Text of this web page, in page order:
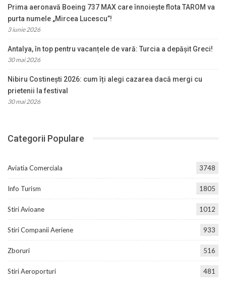
Prima aeronavă Boeing 737 MAX care înnoiește flota TAROM va
purta numele „Mircea Lucescu”!
3 iunie 2026
Antalya, în top pentru vacanțele de vară: Turcia a depășit Greci!
30 mai 2026
Nibiru Costinești 2026: cum îți alegi cazarea dacă mergi cu
prietenii la festival
30 mai 2026
Categorii Populare
Aviatia Comerciala 3748
Info Turism 1805
Stiri Avioane 1012
Stiri Companii Aeriene 933
Zboruri 516
Stiri Aeroporturi 481